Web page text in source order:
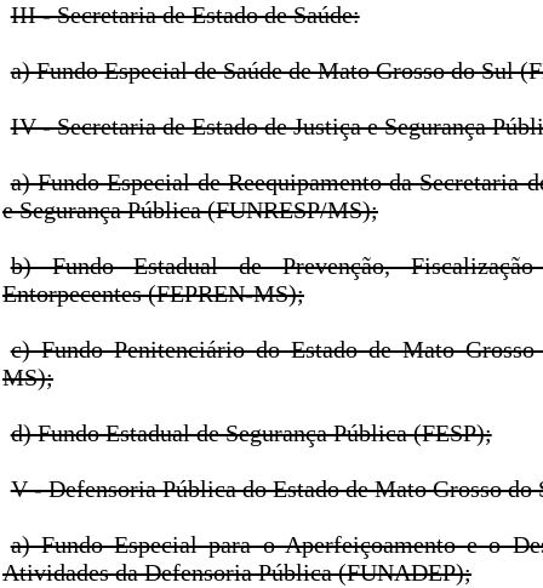
III - Secretaria de Estado de Saúde:
a) Fundo Especial de Saúde de Mato Grosso do Sul
IV - Secretaria de Estado de Justiça e Segurança
a) Fundo Especial de Reequipamento da Secretaria
e Segurança Pública (FUNRESP/MS);
b) Fundo Estadual de Prevenção,
Entorpecentes (FEPREN-MS);
c) Fundo Penitenciário do Estado de Mato
MS);
d) Fundo Estadual de Segurança Pública (FESP);
V - Defensoria Pública do Estado de Mato Grosso do
a) Fundo Especial para o Aperfeiçoamento e o
Atividades da Defensoria Pública (FUNADEP);